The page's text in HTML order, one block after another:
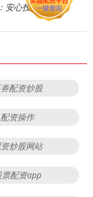
安心投资之选
配资炒股
配资操作
炒股网站
票配资app